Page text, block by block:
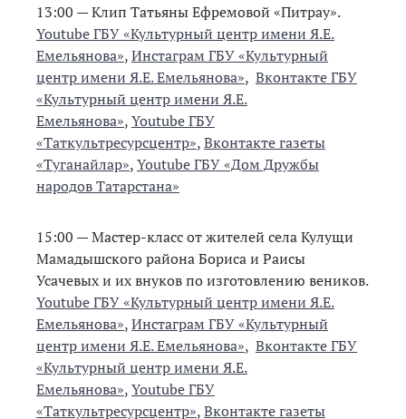
13:00 — Клип Татьяны Ефремовой «Питрау».
Youtube ГБУ «Культурный центр имени Я.Е.
Емельянова»,Инстаграм ГБУ «Культурный
центр имени Я.Е. Емельянова», Вконтакте ГБУ
«Культурный центр имени Я.Е.
Емельянова»,Youtube ГБУ
«Таткультресурсцентр»,Вконтакте газеты
«Туганайлар»,Youtube ГБУ «Дом Дружбы
народов Татарстана»
15:00 — Мастер-класс от жителей села Кулущи
Мамадышского района Бориса и Раисы
Усачевых и их внуков по изготовлению веников.
Youtube ГБУ «Культурный центр имени Я.Е.
Емельянова»,Инстаграм ГБУ «Культурный
центр имени Я.Е. Емельянова», Вконтакте ГБУ
«Культурный центр имени Я.Е.
Емельянова»,Youtube ГБУ
«Таткультресурсцентр»,Вконтакте газеты